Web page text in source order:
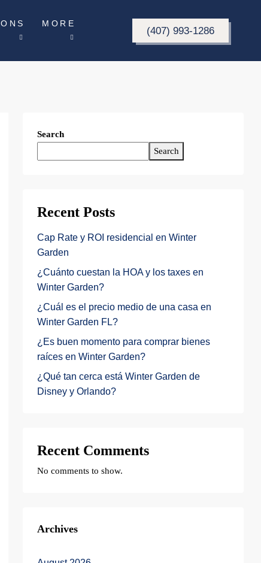
MORE
(407) 993-1286
Search
Search
Recent Posts
Cap Rate y ROI residencial en Winter
Garden
¿Cuánto cuestan la HOA y los taxes en
Winter Garden?
¿Cuál es el precio medio de una casa en
Winter Garden FL?
¿Es buen momento para comprar bienes
raíces en Winter Garden?
¿Qué tan cerca está Winter Garden de
Disney y Orlando?
Recent Comments
No comments to show.
Archives